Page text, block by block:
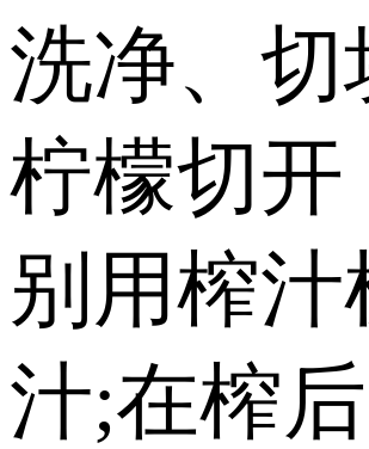
洗净、切
柠檬切开
别用榨汁
汁;在榨